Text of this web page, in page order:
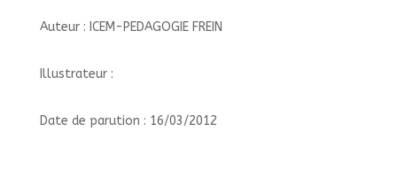
Auteur : ICEM-PEDAGOGIE FREIN
Illustrateur :
Date de parution : 16/03/2012